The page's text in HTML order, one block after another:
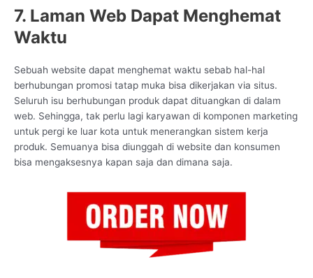
7. Laman Web Dapat Menghemat
Waktu
Sebuah website dapat menghemat waktu sebab hal-hal
berhubungan promosi tatap muka bisa dikerjakan via situs.
Seluruh isu berhubungan produk dapat dituangkan di dalam
web. Sehingga, tak perlu lagi karyawan di komponen marketing
untuk pergi ke luar kota untuk menerangkan sistem kerja
produk. Semuanya bisa diunggah di website dan konsumen
bisa mengaksesnya kapan saja dan dimana saja.